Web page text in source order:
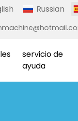
Russian
servicio de
ayuda